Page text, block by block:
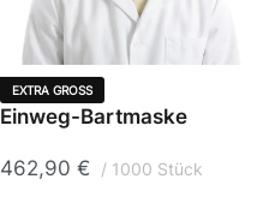
EXTRA GROSS
Einweg-Bartmaske
462,90 € 1000 Stück